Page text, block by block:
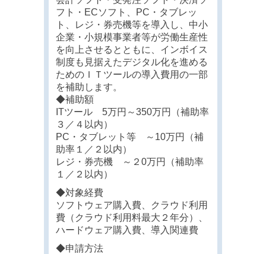
フト・ECソフト、PC・タブレッ
ト、レジ・券売機等を導入し、中小
企業・小規模事業者等が労働生産性
を向上させるとともに、インボイス
制度も見据えたデジタル化を進める
ためのＩＴツールの導入費用の一部
を補助します。
◆補助額
ITツール 5万円～350万円（補助率
３／４以内）
PC・タブレット等 ～10万円（補
助率１／２以内）
レジ・券売機 ～２0万円（補助率
１／２以内）
◆対象経費
ソフトウェア購入費、クラウド利用
費（クラウド利用料最大２年分）、
ハードウェア購入費、導入関連費
◆申請方法